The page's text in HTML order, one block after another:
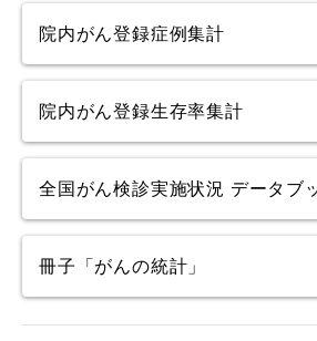
院内がん登録症例集計
院内がん登録生存率集計
全国がん検診実施状況 データブ
冊子「がんの統計」